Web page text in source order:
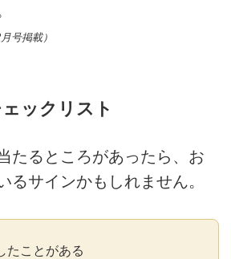
号掲載）
ックリスト
たるところがあったら、お
るサインかもしれません。
ことがある